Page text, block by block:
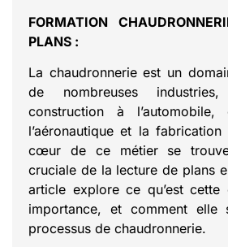
FORMATION
PLANS :
La chaudronnerie est un
de nombreuses
construction à
l’aéronautique et la
cœur de ce métier se
cruciale de la lecture de plans
article explore ce qu’est cette
importance, et comment elle
processus de chaudronnerie.